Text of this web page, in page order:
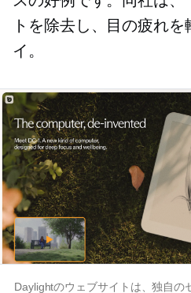
トを除去し、目の疲れ
イ。
Daylightのウェブサイトは、独自の